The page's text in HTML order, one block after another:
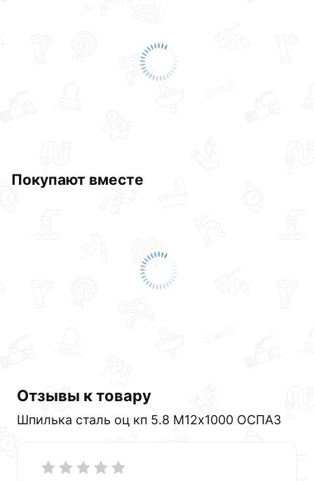
Покупают вместе
Отзывы к товару
Шпилька сталь оц кп 5.8 М12х1000 ОСПАЗ